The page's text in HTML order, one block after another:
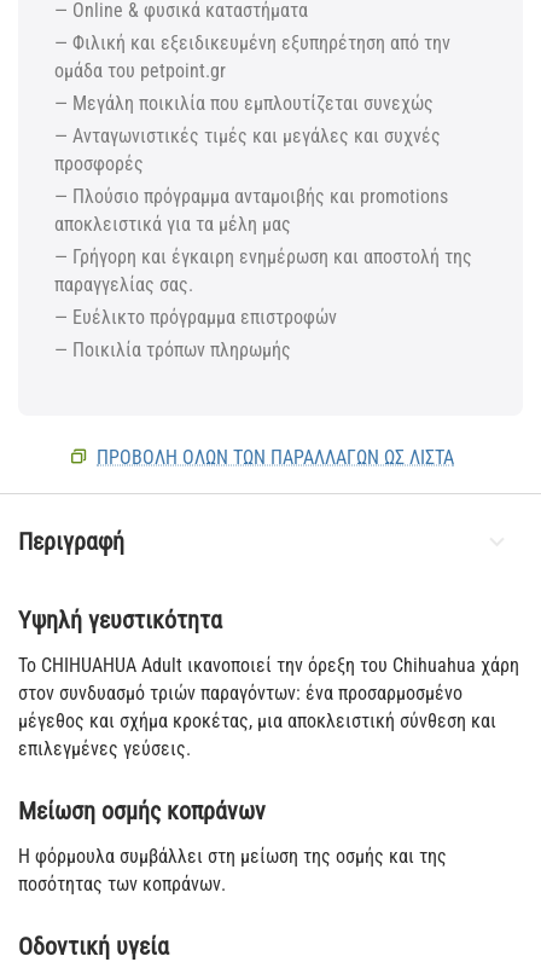
— Online & φυσικά καταστήματα
— Φιλική και εξειδικευμένη εξυπηρέτηση από την
ομάδα του petpoint.gr
— Μεγάλη ποικιλία που εμπλουτίζεται συνεχώς
— Ανταγωνιστικές τιμές και μεγάλες και συχνές
προσφορές
— Πλούσιο πρόγραμμα ανταμοιβής και promotions
αποκλειστικά για τα μέλη μας
— Γρήγορη και έγκαιρη ενημέρωση και αποστολή της
παραγγελίας σας.
— Ευέλικτο πρόγραμμα επιστροφών
— Ποικιλία τρόπων πληρωμής
ΠΡΟΒΟΛΗ ΟΛΩΝ ΤΩΝ ΠΑΡΑΛΛΑΓΏΝ ΩΣ ΛΊΣΤΑ
Περιγραφή
Υψηλή γευστικότητα
To CHIHUAHUA Adult ικανοποιεί την όρεξη του Chihuahua χάρη
στον συνδυασμό τριών παραγόντων: ένα προσαρμοσμένο
μέγεθος και σχήμα κροκέτας, μια αποκλειστική σύνθεση και
επιλεγμένες γεύσεις.
Μείωση οσμής κοπράνων
Η φόρμουλα συμβάλλει στη μείωση της οσμής και της
ποσότητας των κοπράνων.
Οδοντική υγεία